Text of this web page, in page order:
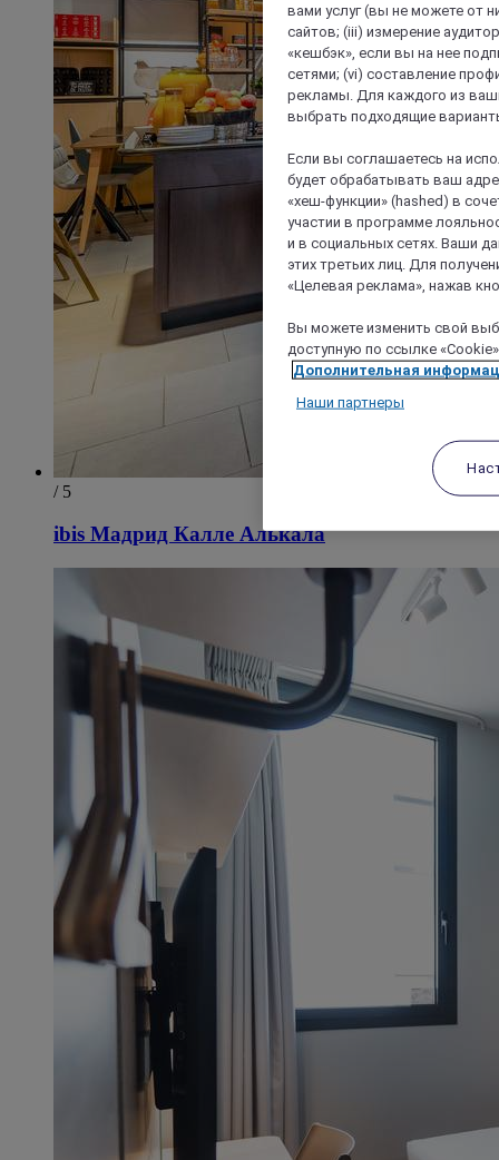
/ 5
ibis Мадрид Калле Алькала
вами услуг (вы не можете от
сайтов; (iii) измерение
«кешбэк», если вы на нее
сетями; (vi) составление
рекламы. Для каждого из
выбрать подходящие
Если вы соглашаетесь на
будет обрабатывать ваш
«хеш-функции» (hashed) в
участии в программе
и в социальных сетях. Ваши
этих третьих лиц. Для
«Целевая реклама», нажав
Вы можете изменить свой
доступную по ссылке
Дополнительная
Наши партнеры